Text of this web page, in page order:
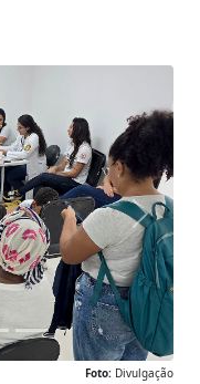
Foto: Divulgação